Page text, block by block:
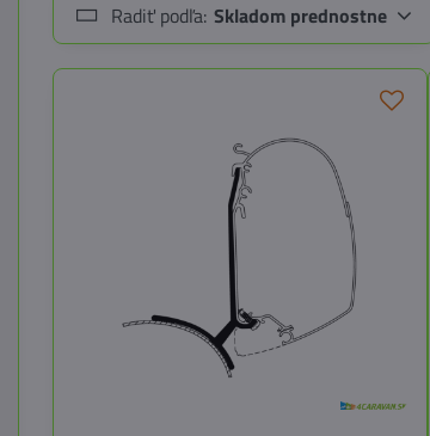
Radiť podľa: Skladom prednostne